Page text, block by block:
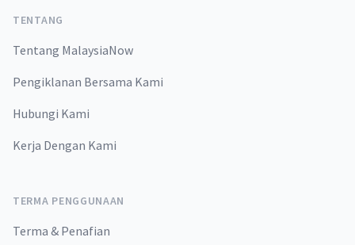
TENTANG
Tentang MalaysiaNow
Pengiklanan Bersama Kami
Hubungi Kami
Kerja Dengan Kami
TERMA PENGGUNAAN
Terma & Penafian